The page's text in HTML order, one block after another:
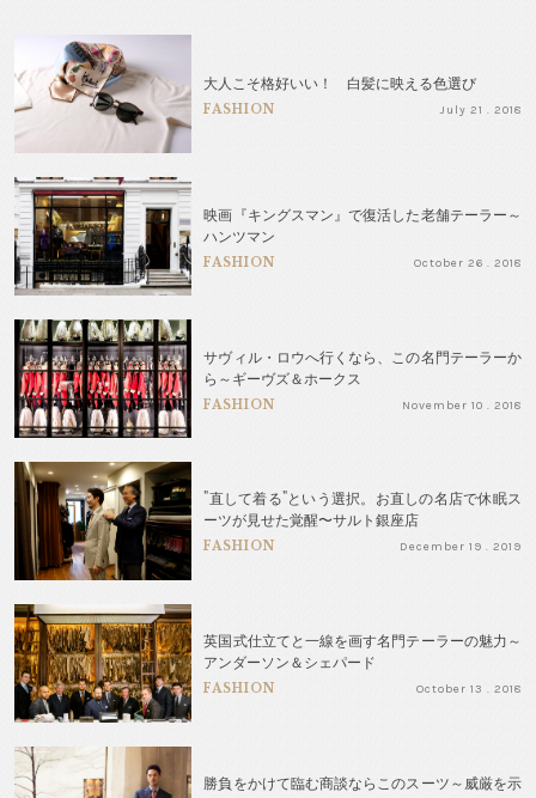
大人こそ格好いい！ 白髪に映える色選び
FASHION July 21 . 2018
映画『キングスマン』で復活した老舗テーラー～
ハンツマン
FASHION October 26 . 2018
サヴィル・ロウへ行くなら、この名門テーラーか
ら～ギーヴズ＆ホークス
FASHION November 10 . 2018
"直して着る"という選択。お直しの名店で休眠ス
ーツが見せた覚醒〜サルト銀座店
FASHION December 19 . 2019
英国式仕立てと一線を画す名門テーラーの魅力～
アンダーソン＆シェパード
FASHION October 13 . 2018
勝負をかけて臨む商談ならこのスーツ～威厳を示